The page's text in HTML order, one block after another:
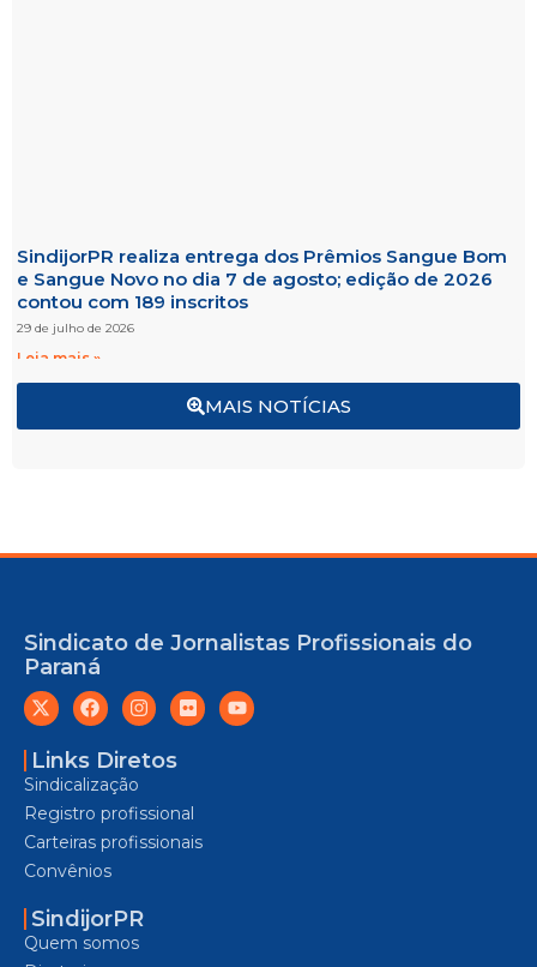
MAIS NOTÍCIAS
SindijorPR realiza entrega dos Prêmios Sangue Bom
e Sangue Novo no dia 7 de agosto; edição de 2026
contou com 189 inscritos
29 de julho de 2026
Leia mais »
Sindicato de Jornalistas Profissionais do
Paraná
Links Diretos
Sindicalização
Registro profissional
Carteiras profissionais
Convênios
SindijorPR
Quem somos